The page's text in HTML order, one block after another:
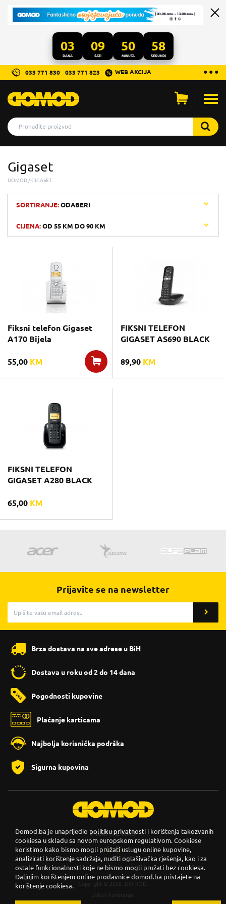
03
DANA
09
SATI
50
MINUTA
58
SEKUNDI
...
● ● ●
033 771 830 033 771 823 WEB AKCIJA
Gigaset
DOMOD GIGASET
SORTIRANJE:ODABERI
CIJENA:OD 55 KM DO90 KM
Fiksni telefon Gigaset
A170 Bijela
55,00 KM
FIKSNI TELEFON
GIGASET AS690 BLACK
89,90 KM
FIKSNI TELEFON
GIGASET A280 BLACK
65,00 KM
Prijavite se na newsletter
Brza dostava na sve adrese u BiH
Dostava u roku od 2 do 14 dana
Pogodnosti kupovine
Plaćanje karticama
Najbolja korisnička podrška
Sigurna kupovina
PRATITE NAS
Copyright © 2026. DOMOD.
Uslovi korištenja
Domod.ba je unaprijedio politiku privatnosti i korištenja takozvanih
cookiesa u skladu sa novom europskom regulativom. Cookiese
koristimo kako bismo mogli pružati uslugu online kupovine,
analizirati korištenje sadržaja, nuditi oglašivačka rješenja, kao i za
ostale funkcionalnosti koje ne bismo mogli pružati bez cookiesa.
Daljnjim korištenjem online prodavnice domod.ba pristajete na
korištenje cookiesa.